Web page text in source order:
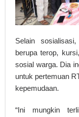
Selain
berupa terop,
sosial warga. Dia
untuk pertemuan
kepemudaan.
“Ini mungkin